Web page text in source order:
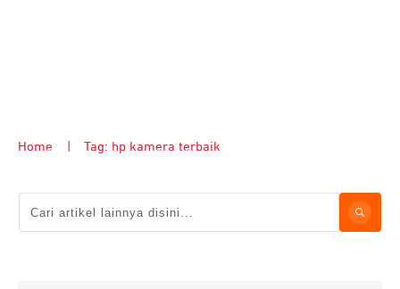
Home Tag: hp kamera terbaik